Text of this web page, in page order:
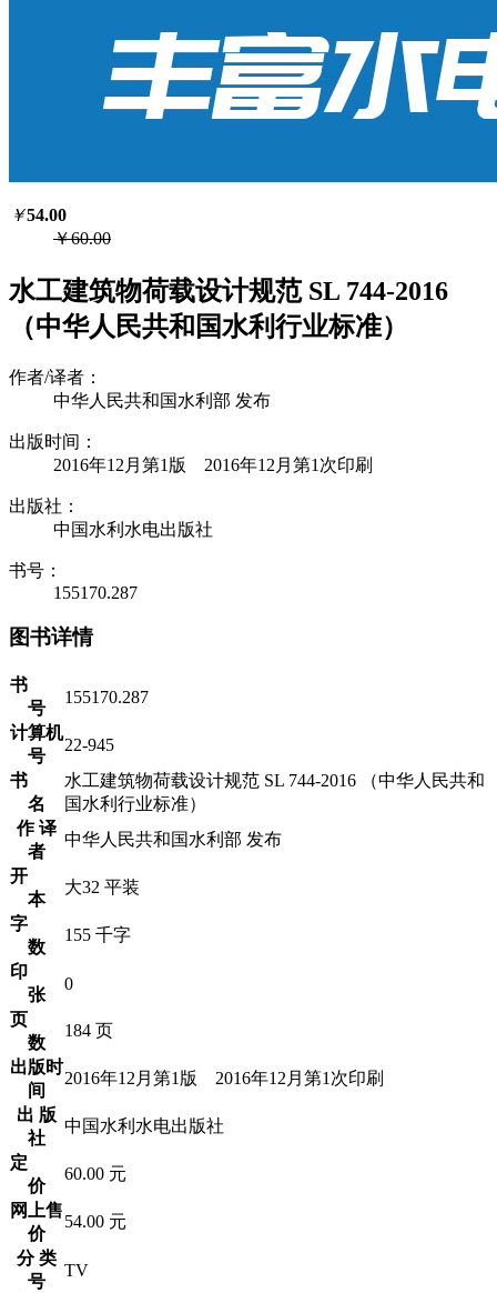
￥54.00
￥60.00
水工建筑物荷载设计规范 SL 744-2016
（中华人民共和国水利行业标准）
作者/译者：
中华人民共和国水利部 发布
出版时间：
2016年12月第1版 2016年12月第1次印刷
出版社：
中国水利水电出版社
书号：
155170.287
图书详情
书
号
155170.287
计算机
号
22-945
书
名
水工建筑物荷载设计规范 SL 744-2016 （中华人民共和
国水利行业标准）
作 译
者
中华人民共和国水利部 发布
开
本
大32 平装
字
数
155 千字
印
张
0
页
数
184 页
出版时
间
2016年12月第1版 2016年12月第1次印刷
出 版
社
中国水利水电出版社
定
价
60.00 元
网上售
价
54.00 元
分 类
号
TV